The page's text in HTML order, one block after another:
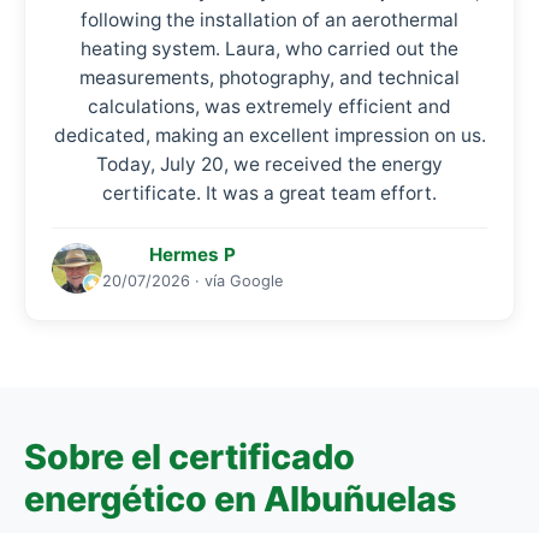
following the installation of an aerothermal
heating system. Laura, who carried out the
measurements, photography, and technical
calculations, was extremely efficient and
dedicated, making an excellent impression on us.
Today, July 20, we received the energy
certificate. It was a great team effort.
Hermes P
20/07/2026 · vía Google
Sobre el certificado
energético en Albuñuelas